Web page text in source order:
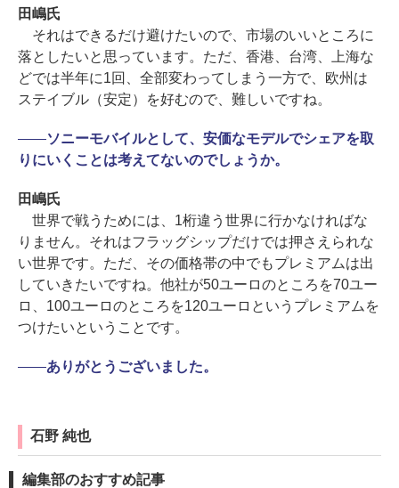
田嶋氏
それはできるだけ避けたいので、市場のいいところに
落としたいと思っています。ただ、香港、台湾、上海な
どでは半年に1回、全部変わってしまう一方で、欧州は
ステイブル（安定）を好むので、難しいですね。
――ソニーモバイルとして、安価なモデルでシェアを取
りにいくことは考えてないのでしょうか。
田嶋氏
世界で戦うためには、1桁違う世界に行かなければな
りません。それはフラッグシップだけでは押さえられな
い世界です。ただ、その価格帯の中でもプレミアムは出
していきたいですね。他社が50ユーロのところを70ユー
ロ、100ユーロのところを120ユーロというプレミアムを
つけたいということです。
――ありがとうございました。
石野 純也
編集部のおすすめ記事